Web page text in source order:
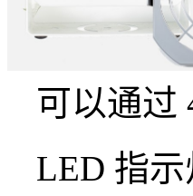
可以通过
LED 指